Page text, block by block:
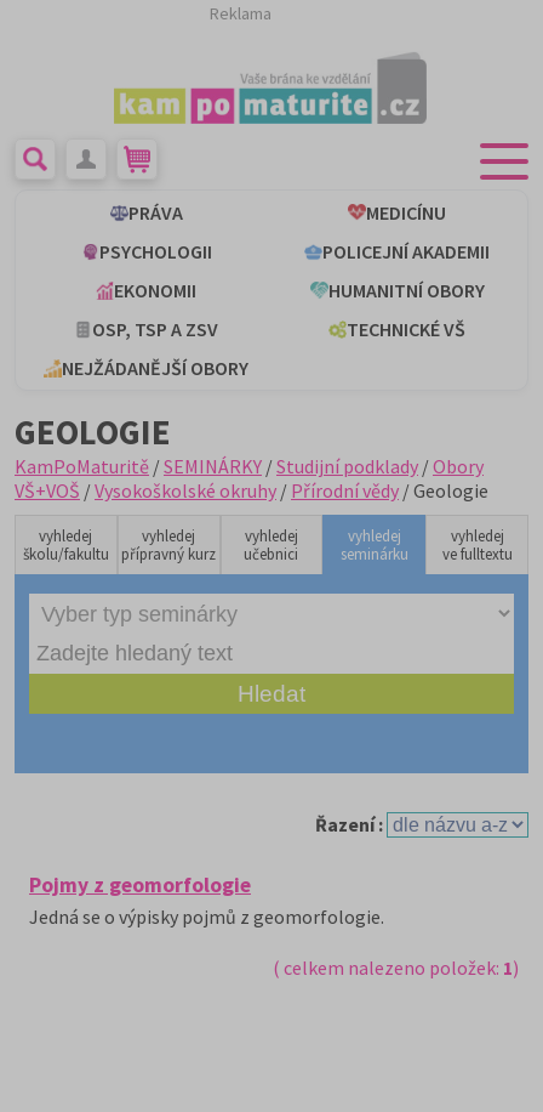
Reklama
PRÁVA
MEDICÍNU
PSYCHOLOGII
POLICEJNÍ AKADEMII
EKONOMII
HUMANITNÍ OBORY
OSP, TSP A ZSV
TECHNICKÉ VŠ
NEJŽÁDANĚJŠÍ OBORY
GEOLOGIE
KamPoMaturitě /SEMINÁRKY /Studijní podklady /Obory
VŠ+VOŠ /Vysokoškolské okruhy / Přírodní vědy / Geologie
vyhledej
školu/fakultu
vyhledej
přípravný kurz
vyhledej
učebnici
vyhledej
seminárku
vyhledej
ve fulltextu
Řazení :
Pojmy z geomorfologie
Jedná se o výpisky pojmů z geomorfologie.
( celkem nalezeno položek: 1)